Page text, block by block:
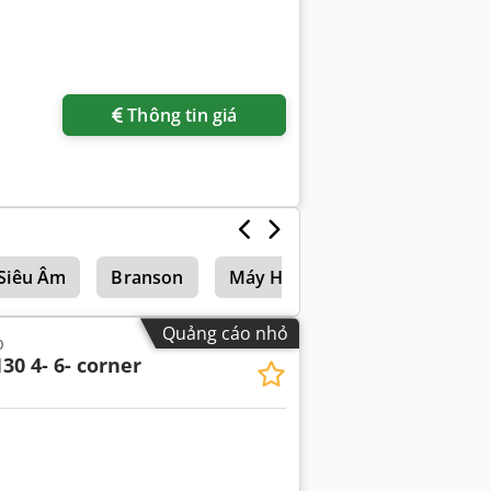
Thông tin giá
Âm Branson Máy Hàn
Quảng cáo nhỏ
4- 6- corner